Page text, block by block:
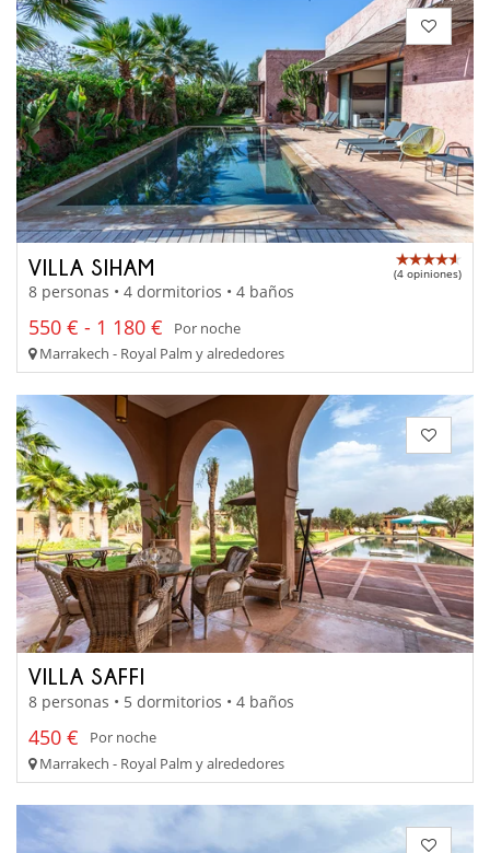
VILLA SIHAM (4 opiniones)
8 personas • 4 dormitorios • 4 baños
550 € - 1 180 €
Por noche
Marrakech - Royal Palm y alrededores
VILLA SAFFI
8 personas • 5 dormitorios • 4 baños
450 €
Por noche
Marrakech - Royal Palm y alrededores